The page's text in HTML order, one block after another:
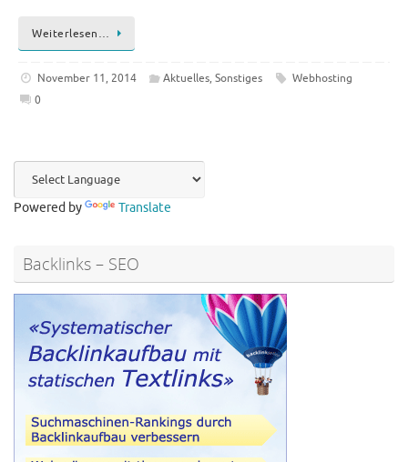
Weiterlesen…
November 11, 2014 Aktuelles,Sonstiges
Webhosting
0
Powered by Translate
Backlinks – SEO